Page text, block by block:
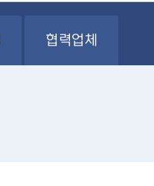
협력업체